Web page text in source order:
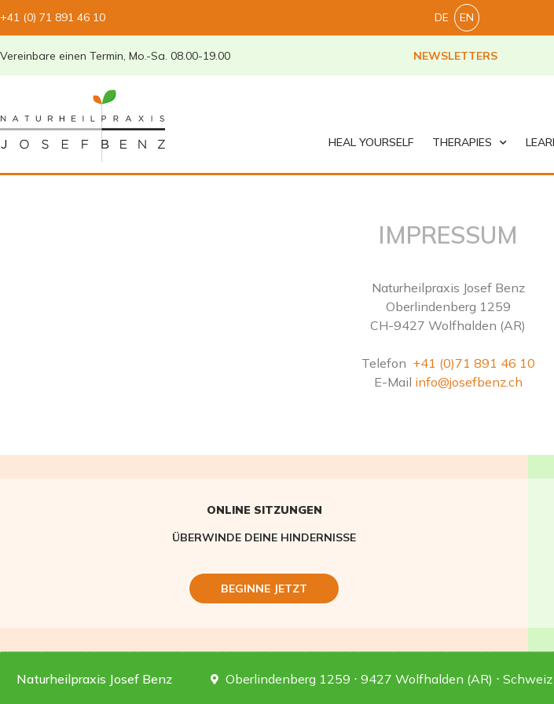
+41 (0) 71 891 46 10 DE EN
Vereinbare einen Termin, Mo.-Sa. 08.00-19.00 NEWSLETTERS
HEAL YOURSELF THERAPIES
IMPRESSUM
Naturheilpraxis Josef Benz
Oberlindenberg 1259
CH-9427 Wolfhalden (AR)
Telefon +41 (0)71 891 46 10
E-Mail info@josefbenz.ch
ONLINE SITZUNGEN
ÜBERWINDE DEINE HINDERNISSE
BEGINNE JETZT
Naturheilpraxis Josef Benz Oberlindenberg 1259 ⋅ 9427 Wolfhalden (AR) ⋅ Schweiz